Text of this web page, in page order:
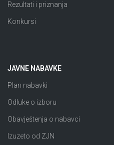
Rezultati i priznanja
Konkursi
JAVNE NABAVKE
Plan nabavki
Odluke o izboru
Obavještenja o nabavci
Izuzeto od ZJN